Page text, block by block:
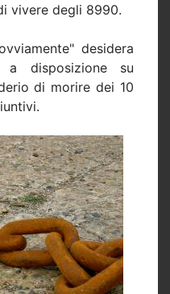
vivere degli 8990.
desidera
a disposizione su
di morire dei 10